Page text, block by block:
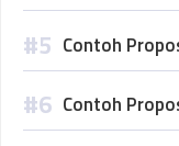
Contoh
Contoh